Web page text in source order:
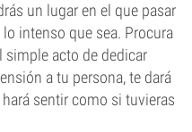
un lugar en el que pasar
intenso que sea. Procura
simple acto de dedicar
a tu persona, te dará
sentir como si tuvieras